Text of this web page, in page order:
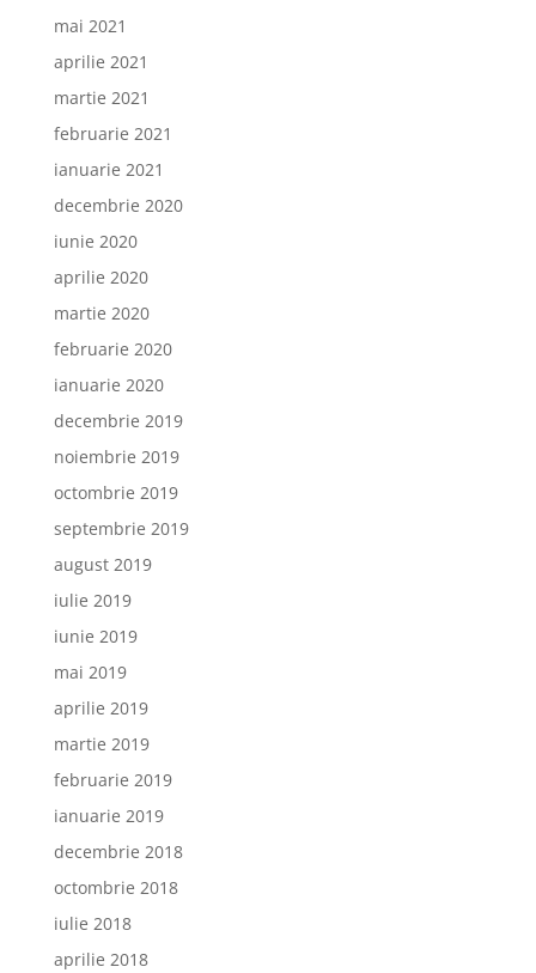
mai 2021
aprilie 2021
martie 2021
februarie 2021
ianuarie 2021
decembrie 2020
iunie 2020
aprilie 2020
martie 2020
februarie 2020
ianuarie 2020
decembrie 2019
noiembrie 2019
octombrie 2019
septembrie 2019
august 2019
iulie 2019
iunie 2019
mai 2019
aprilie 2019
martie 2019
februarie 2019
ianuarie 2019
decembrie 2018
octombrie 2018
iulie 2018
aprilie 2018